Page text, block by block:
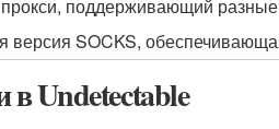
поддерживающий
версия SOCKS,
в Undetectable